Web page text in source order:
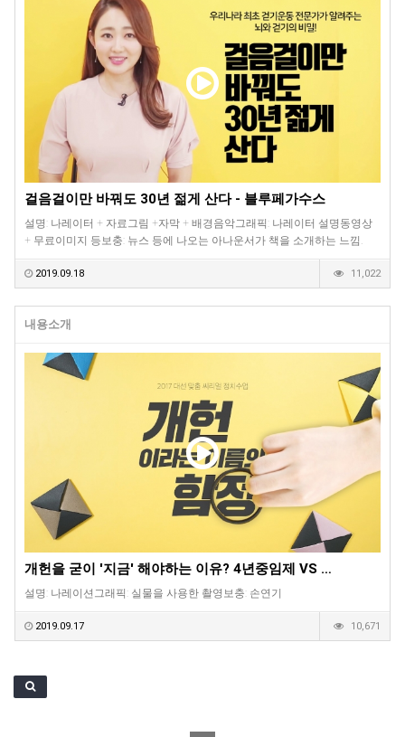
걸음걸이만 바꿔도 30년 젊게 산다 - 블루페가수스
설명: 나레이터 + 자료그림 +자막 + 배경음악그래픽: 나레이터 설명동영상
+ 무료이미지 등보충: 뉴스 등에 나오는 아나운서가 책을 소개하는 느낌.
2019.09.18 11,022
내용소개
개헌을 굳이 '지금' 해야하는 이유? 4년중임제 VS …
설명: 나레이션그래픽: 실물을 사용한 촬영보충: 손연기
2019.09.17 10,671